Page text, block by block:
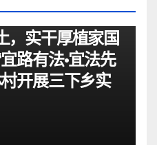
，实干厚植家国
路有法•宜法先
开展三下乡实